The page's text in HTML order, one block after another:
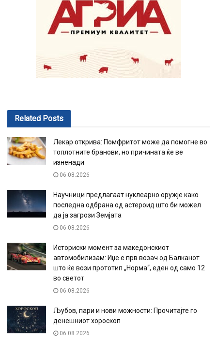
Related Posts
Лекар открива: Помфритот може да помогне во
топлотните бранови, но причината ќе ве
изненади
06.08.2026
Научници предлагаат нуклеарно оружје како
последна одбрана од астероид што би можел
да ја загрози Земјата
06.08.2026
Историски момент за македонскиот
автомобилизам: Иџе е прв возач од Балканот
што ќе вози прототип „Норма“, еден од само 12
во светот
06.08.2026
Љубов, пари и нови можности: Прочитајте го
денешниот хороскоп
06.08.2026